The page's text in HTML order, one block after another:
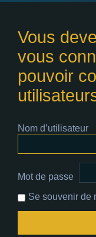
Vous
vous
pouvoir
Nom d’utilisateur
Mot de passe
Se souvenir de